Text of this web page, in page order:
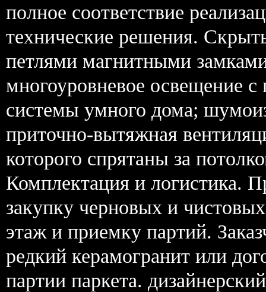
полное соответствие
технические решения.
петлями магнитными
многоуровневое освещение
системы умного дома;
приточно-вытяжная
которого спрятаны за
Комплектация и логистика.
закупку черновых и
этаж и приемку партий.
редкий керамогранит или
партии паркета.